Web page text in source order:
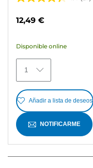
4.4
27
reseñas
12,49 €
Disponible online
1
Añadir a lista de deseos
NOTIFICARME